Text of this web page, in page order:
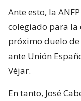
Ante esto, la
colegiado para la
próximo duelo de
ante Unión
Véjar.
En tanto, José